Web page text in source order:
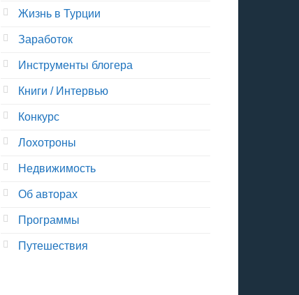
Жизнь в Турции
Заработок
Инструменты блогера
Книги / Интервью
Конкурс
Лохотроны
Недвижимость
Об авторах
Программы
Путешествия